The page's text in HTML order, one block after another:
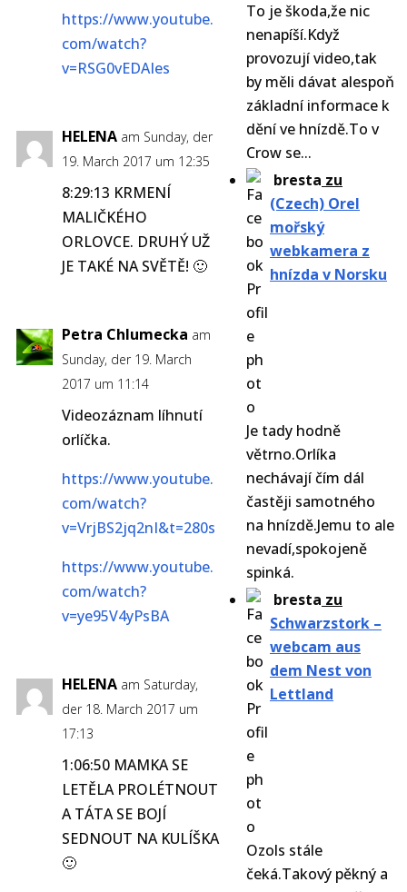
To je škoda,že nic
nenapíší.Když
provozují video,tak
by měli dávat alespoň
základní informace k
dění ve hnízdě.To v
Crow se...
bresta zu
(Czech) Orel
mořský
webkamera z
hnízda v Norsku
Je tady hodně
větrno.Orlíka
nechávají čím dál
častěji samotného
na hnízdě.Jemu to ale
nevadí,spokojeně
spinká.
bresta zu
Schwarzstork –
webcam aus
dem Nest von
Lettland
Ozols stále
čeká.Takový pěkný a
https://www.youtube.
com/watch?
v=RSG0vEDAIes
HELENA am Sunday, der
19. March 2017 um 12:35
8:29:13 KRMENÍ
MALIČKÉHO
ORLOVCE. DRUHÝ UŽ
JE TAKÉ NA SVĚTĚ! 🙂
Petra Chlumecka am
Sunday, der 19. March
2017 um 11:14
Videozáznam líhnutí
orlíčka.
https://www.youtube.
com/watch?
v=VrjBS2jq2nI&t=280s
https://www.youtube.
com/watch?
v=ye95V4yPsBA
HELENA am Saturday,
der 18. March 2017 um
17:13
1:06:50 MAMKA SE
LETĚLA PROLÉTNOUT
A TÁTA SE BOJÍ
SEDNOUT NA KULÍŠKA
🙂